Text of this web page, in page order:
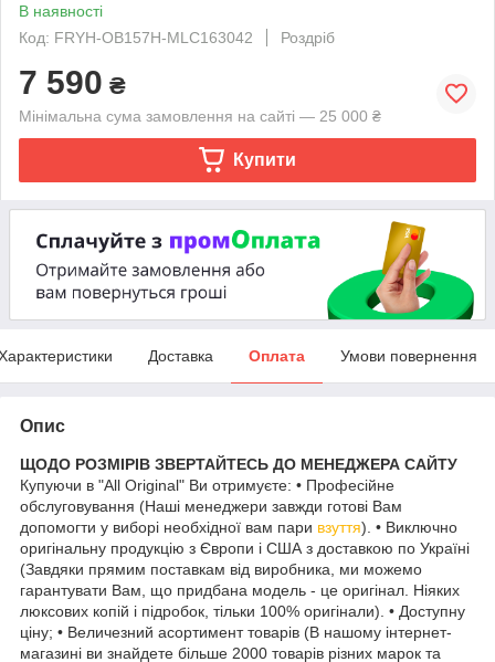
В наявності
Код: FRYH-OB157H-MLC163042
Роздріб
7 590 ₴
Мінімальна сума замовлення на сайті — 25 000 ₴
Купити
Доставка Оплата Умови повернення
Опис
ЩОДО РОЗМІРІВ ЗВЕРТАЙТЕСЬ ДО МЕНЕДЖЕРА САЙТУ
Купуючи в "All Original" Ви отримуєте: • Професійне
обслуговування (Наші менеджери завжди готові Вам
допомогти у виборі необхідної вам пари взуття). • Виключно
оригінальну продукцію з Європи і США з доставкою по Україні
(Завдяки прямим поставкам від виробника, ми можемо
гарантувати Вам, що придбана модель - це оригінал. Ніяких
люксових копій і підробок, тільки 100% оригінали). • Доступну
ціну; • Величезний асортимент товарів (В нашому інтернет-
магазині ви знайдете більше 2000 товарів різних марок та